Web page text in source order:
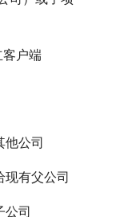
户端
公司
有父公司
公司